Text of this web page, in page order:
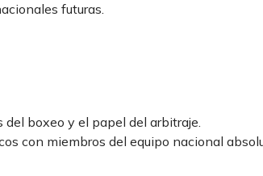
futuras.
boxeo y el papel del arbitraje.
con miembros del equipo nacional